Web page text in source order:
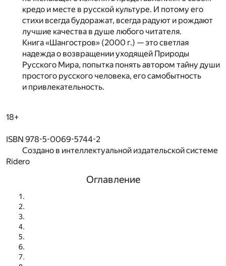
кредо и месте в русской культуре. И потому его
стихи всегда будоражат, всегда радуют и рождают
лучшие качества в душе любого читателя.
Книга «Шангостров» (2000 г.) — это светлая
надежда о возвращении уходящей Природы
Русского Мира, попытка понять автором тайну души
простого русского человека, его самобытность
и привлекательность.
18+
ISBN 978-5-0069-5744-2
Создано в интеллектуальной издательской системе
Ridero
Оглавление